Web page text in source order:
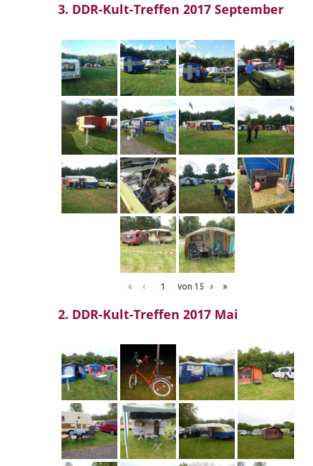
3. DDR-Kult-Treffen 2017 September
« ‹ von 15 › »
2. DDR-Kult-Treffen 2017 Mai